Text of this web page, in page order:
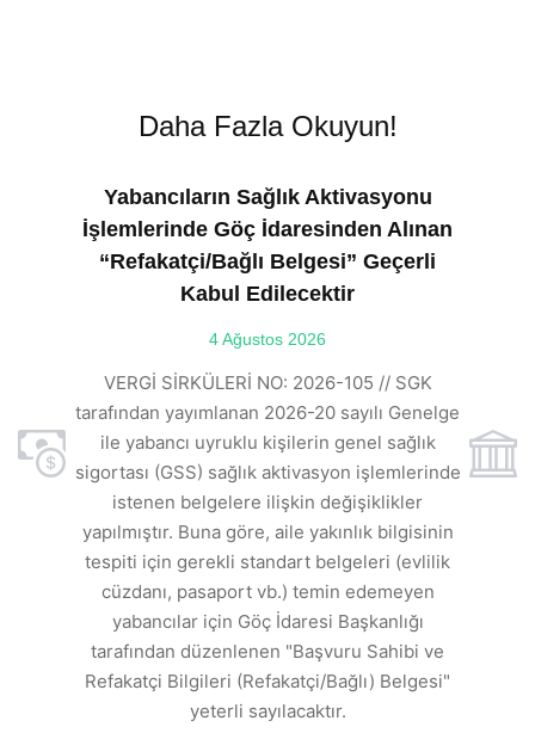
Daha Fazla Okuyun!
Yabancıların Sağlık Aktivasyonu
İşlemlerinde Göç İdaresinden Alınan
“Refakatçi/Bağlı Belgesi” Geçerli
Kabul Edilecektir
4 Ağustos 2026
VERGİ SİRKÜLERİ NO: 2026-105 // SGK
tarafından yayımlanan 2026-20 sayılı Genelge
ile yabancı uyruklu kişilerin genel sağlık
sigortası (GSS) sağlık aktivasyon işlemlerinde
istenen belgelere ilişkin değişiklikler
yapılmıştır. Buna göre, aile yakınlık bilgisinin
tespiti için gerekli standart belgeleri (evlilik
cüzdanı, pasaport vb.) temin edemeyen
yabancılar için Göç İdaresi Başkanlığı
tarafından düzenlenen "Başvuru Sahibi ve
Refakatçi Bilgileri (Refakatçi/Bağlı) Belgesi"
yeterli sayılacaktır.